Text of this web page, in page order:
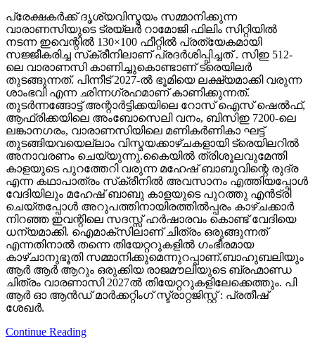
പ്രേക്ഷകർക്ക് ദൃശ്യവിസ്മയം സമ്മാനിക്കുന്ന
വാരാണസിയുടെ ട്രയ്ലർ റാമോജി ഫിലിം സിറ്റിയിൽ
നടന്ന ഇവെന്റിൽ 130×100 ഫീറ്റിൽ പ്രത്യേകമായി
സജ്ജീകരിച്ച സ്‌ക്രീനിലാണ് പ്രദർശിപ്പിച്ചത് . സിഇ 512-
ലെ വാരാണസി കാണിച്ചുകൊണ്ടാണ് ട്രെയിലര്‍
തുടങ്ങുന്നത്. പിന്നീട് 2027-ല്‍ ഭൂമിയെ ലക്ഷ്യമാക്കി വരുന്ന
ശാംഭവി എന്ന ഛിന്നഗ്രഹമാണ് കാണിക്കുന്നത്.
തുടര്‍ന്നങ്ങോട്ട് അന്റാര്‍ട്ടിക്കയിലെ റോസ് ഐസ് ഷെല്‍ഫ്,
ആഫ്രിക്കയിലെ അംബോസെലി വനം, ബിസിഇ 7200-ലെ
ലങ്കാനഗരം, വാരാണസിയിലെ മണികര്‍ണികാ ഘട്ട്
തുടങ്ങിയവയെല്ലാം വിസ്മയക്കാഴ്ചകളായി ട്രെയിലറില്‍
അനാവരണം ചെയ്യുന്നു.കൈയില്‍ ത്രിശൂലവുമേന്തി
കാളയുടെ പുറത്തേറി വരുന്ന മഹേഷ് ബാബുവിന്റെ രുദ്ര
എന്ന കഥാപാത്രം സ്‌ക്രീനിൽ അവസാനം എത്തിയപ്പോൾ
വേദിയിലും മഹേഷ് ബാബു കാളയുടെ പുറത്തു എൻട്രി
ചെയ്തപ്പോൾ അറുപത്തിനായിരത്തിൽപ്പരം കാഴ്ചക്കാർ
നിറഞ്ഞ ഇവന്റിലെ സദസ്സ് ഹർഷാരവം കൊണ്ട് വേദിയെ
ധന്യമാക്കി. ഐമാക്‌സിലാണ് ചിത്രം ഒരുങ്ങുന്നത്
എന്നതിനാല്‍ തന്നെ തിയേറ്ററുകളില്‍ ഗംഭീരമായ
കാഴ്ചാനുഭൂതി സമ്മാനിക്കുമെന്നുറപ്പാണ്.ബാഹുബലിയും
ആർ ആർ ആറും ഒരുക്കിയ രാജമൗലിയുടെ ബ്രഹ്മാണ്ഡ
ചിത്രം വാരണാസി 2027ൽ തിയേറ്ററുകളിലേക്കെത്തും. പി
ആർ ഓ ആൻഡ് മാർക്കറ്റിംഗ് സ്ട്രാറ്റജിസ്റ്റ് : പ്രതീഷ്
ശേഖർ.
Continue Reading